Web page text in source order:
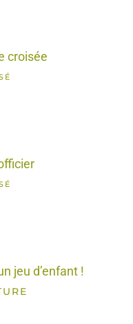
croisée
jeu d’enfant !